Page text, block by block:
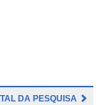
DA PESQUISA